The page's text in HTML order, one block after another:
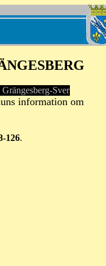
Sverige år 2008
information om
126.